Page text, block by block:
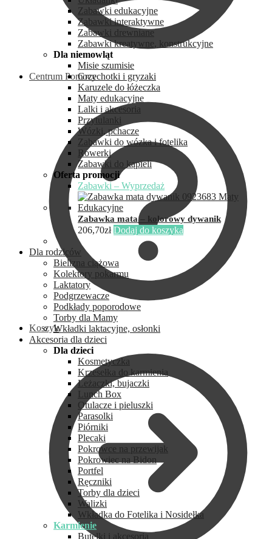
Centrum Pomocy
Koszyk
Zabawki edukacyjne
Zabawki interaktywne
Zabawki drewniane
Zabawki kreatywne, konstrukcyjne
Dla niemowląt
Misie szumisie
Grzechotki i gryzaki
Karuzele do łóżeczka
Maty edukacyjne
Lalki i akcesoria
Przytulanki
Wózki, pchacze
Zabawki do wózka i fotelika
Rowerki
Zabawki do kąpieli
Oferta promocji
Zabawki – Wyprzedaż
Zabawka mata – kolorowy dywanik
206,70zł Dodaj do koszyka
Dla rodziców
Bielizna ciążowa
Kolektory pokarmu
Laktatory
Podgrzewacze
Podkłady poporodowe
Torby dla Mamy
Wkładki laktacyjne, osłonki
Akcesoria dla dzieci
Dla dzieci
Kosmetyczka
Krzesełka do karmienia
Leżaczki, bujaczki
Lunch Box
Otulacze i pieluszki
Parasolki
Piórniki
Plecaki
Pokrowce na przewijak
Pokrowiec na Bidon
Portfel
Ręczniki
Torby dla dzieci
Walizki
Wkładka do Fotelika i Nosidełka
Karmienie
Butelki i akcesoria